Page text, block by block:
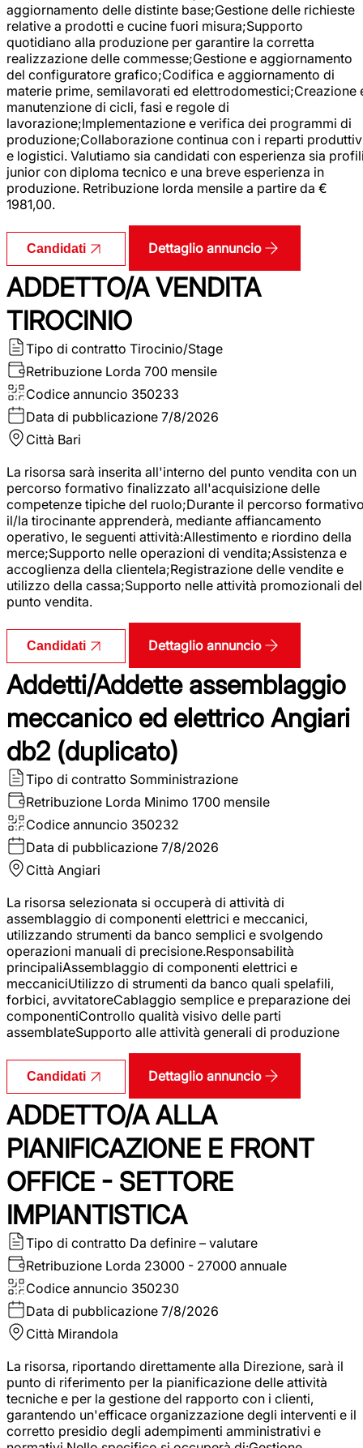
aggiornamento delle distinte base;Gestione delle richieste
relative a prodotti e cucine fuori misura;Supporto
quotidiano alla produzione per garantire la corretta
realizzazione delle commesse;Gestione e aggiornamento
del configuratore grafico;Codifica e aggiornamento di
materie prime, semilavorati ed elettrodomestici;Creazione
manutenzione di cicli, fasi e regole di
lavorazione;Implementazione e verifica dei programmi di
produzione;Collaborazione continua con i reparti
e logistici. Valutiamo sia candidati con esperienza sia
junior con diploma tecnico e una breve esperienza in
produzione. Retribuzione lorda mensile a partire da €
1981,00.
Candidati Dettaglio annuncio
ADDETTO/A VENDITA
TIROCINIO
Tipo di contratto Tirocinio/Stage
Retribuzione Lorda 700 mensile
Codice annuncio 350233
Data di pubblicazione 7/8/2026
Città Bari
La risorsa sarà inserita all'interno del punto vendita con un
percorso formativo finalizzato all'acquisizione delle
competenze tipiche del ruolo;Durante il percorso
il/la tirocinante apprenderà, mediante affiancamento
operativo, le seguenti attività:Allestimento e riordino della
merce;Supporto nelle operazioni di vendita;Assistenza e
accoglienza della clientela;Registrazione delle vendite e
utilizzo della cassa;Supporto nelle attività promozionali del
punto vendita.
Candidati Dettaglio annuncio
Addetti/Addette assemblaggio
meccanico ed elettrico Angiari
db2 (duplicato)
Tipo di contratto Somministrazione
Retribuzione Lorda Minimo 1700 mensile
Codice annuncio 350232
Data di pubblicazione 7/8/2026
Città Angiari
La risorsa selezionata si occuperà di attività di
assemblaggio di componenti elettrici e meccanici,
utilizzando strumenti da banco semplici e svolgendo
operazioni manuali di precisione.Responsabilità
principaliAssemblaggio di componenti elettrici e
meccaniciUtilizzo di strumenti da banco quali spelafili,
forbici, avvitatoreCablaggio semplice e preparazione dei
componentiControllo qualità visivo delle parti
assemblateSupporto alle attività generali di produzione
Candidati Dettaglio annuncio
ADDETTO/A ALLA
PIANIFICAZIONE E FRONT
OFFICE - SETTORE
IMPIANTISTICA
Tipo di contratto Da definire – valutare
Retribuzione Lorda 23000 - 27000 annuale
Codice annuncio 350230
Data di pubblicazione 7/8/2026
Città Mirandola
La risorsa, riportando direttamente alla Direzione, sarà il
punto di riferimento per la pianificazione delle attività
tecniche e per la gestione del rapporto con i clienti,
garantendo un'efficace organizzazione degli interventi e il
corretto presidio degli adempimenti amministrativi e